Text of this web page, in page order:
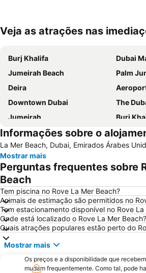
Ampliar mapa
Veja as atrações nas
Burj Khalifa
Dubai
Jumeirah Beach
Palm
Deira
Downtown Dubai
The
Jumeirah
Burj
Dubai World Trade Centre
Al
Business Bay
Dubai
Deira City Centre Metro Station
Sheikh
Deira City Center Mall
Bur Dubai
Burj
Dubai Metro
Al Rigga
GULFOOD EXHIBITION
Dubai
Airport Terminal 3 Metro Station
Al
Sharjah City Center
DUBAI INTERNATIONAL BOAT SHOW
Informações sobre o
La Mer Beach, Dubai, Emirados Árabes
Mostrar mais
Perguntas frequentes sobre
Beach
Tem piscina no Rove La Mer Beach?
Animais de estimação são permitidos no
Tem estacionamento disponível no Rove La
Onde está localizado o Rove La Mer Beach?
Quais atrações populares estão perto do
Mostrar mais
Os preços e a disponibilidade que
mudam frequentemente. Como tal, pode